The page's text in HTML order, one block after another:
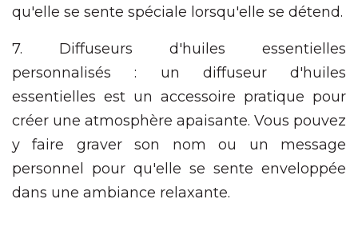
qu'elle se sente spéciale lorsqu'elle se détend.
7. Diffuseurs d'huiles essentielles
personnalisés : un diffuseur d'huiles
essentielles est un accessoire pratique pour
créer une atmosphère apaisante. Vous pouvez
y faire graver son nom ou un message
personnel pour qu'elle se sente enveloppée
dans une ambiance relaxante.